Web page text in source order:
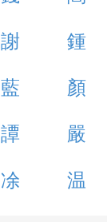
謝 鍾
藍 顏
譚 嚴
凃 温